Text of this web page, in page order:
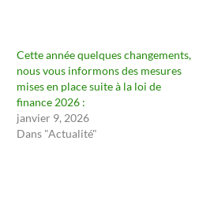
Cette année quelques changements,
nous vous informons des mesures
mises en place suite à la loi de
finance 2026 :
janvier 9, 2026
Dans "Actualité"